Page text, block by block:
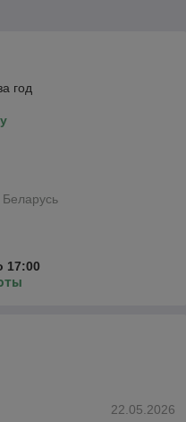
год
17:00
22.05.2026